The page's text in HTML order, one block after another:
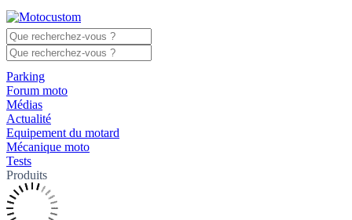
Parking
Forum moto
Médias
Actualité
Equipement du motard
Mécanique moto
Tests
Produits